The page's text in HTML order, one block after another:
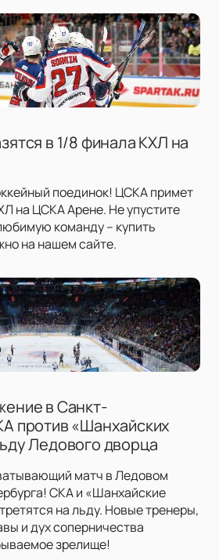
в 1/8 финала КХЛ на
поединок! ЦСКА примет
на ЦСКА Арене. Не упустите
команду – купить
на нашем сайте.
в Санкт-
против «Шанхайских
Ледового дворца
матч в Ледовом
СКА и «Шанхайские
на льду. Новые тренеры,
и дух соперничества
зрелище!